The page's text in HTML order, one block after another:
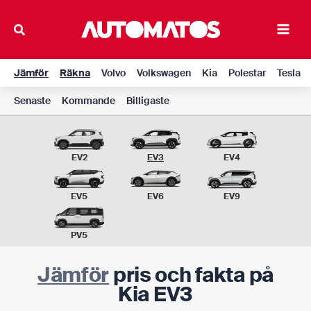
Main
Jämför Räkna Volvo Volkswagen Kia Polestar Tesla
Senaste Kommande Billigaste
EV2 EV3 EV4
EV5 EV6 EV9
PV5
Jämförpris och fakta på
Kia EV3